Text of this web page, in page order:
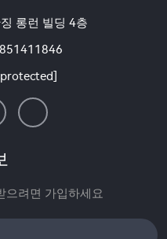
롱런 빌딩 4층
으려면 가입하세요